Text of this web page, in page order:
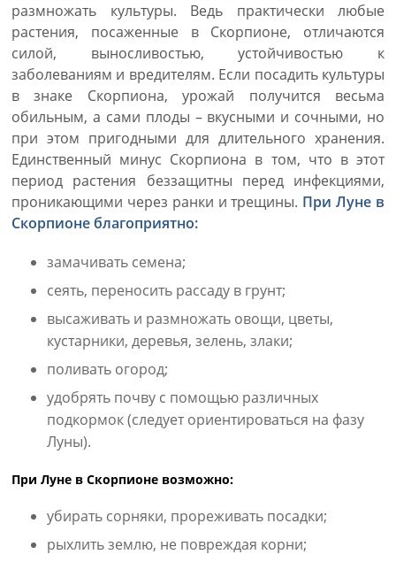
размножать культуры. Ведь практически любые
растения, посаженные в Скорпионе, отличаются
силой, выносливостью, устойчивостью к
заболеваниям и вредителям. Если посадить культуры
в знаке Скорпиона, урожай получится весьма
обильным, а сами плоды – вкусными и сочными, но
при этом пригодными для длительного хранения.
Единственный минус Скорпиона в том, что в этот
период растения беззащитны перед инфекциями,
проникающими через ранки и трещины. При Луне в
Скорпионе благоприятно:
замачивать семена;
сеять, переносить рассаду в грунт;
высаживать и размножать овощи, цветы,
кустарники, деревья, зелень, злаки;
поливать огород;
удобрять почву с помощью различных
подкормок (следует ориентироваться на фазу
Луны).
При Луне в Скорпионе возможно:
убирать сорняки, прореживать посадки;
рыхлить землю, не повреждая корни;